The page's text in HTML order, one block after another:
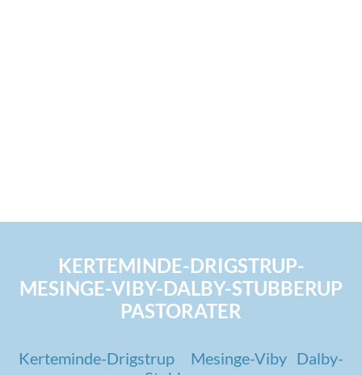
KERTEMINDE-DRIGSTRUP-
MESINGE-VIBY-DALBY-STUBBERUP
PASTORATER
Kerteminde-Drigstrup Mesinge-Viby Dalby-